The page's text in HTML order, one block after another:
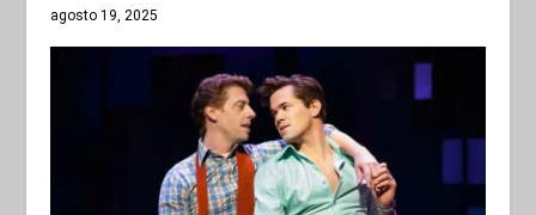
agosto 19, 2025